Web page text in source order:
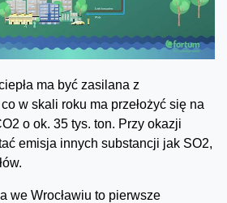
ma być zasilana z
w skali roku ma przełożyć się na
o ok. 35 tys. ton. Przy okazji
emisja innych substancji jak SO2,
we Wrocławiu to pierwsze